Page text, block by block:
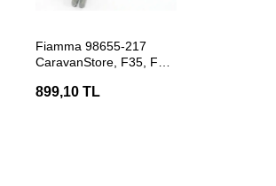
Fiamma 98655-217
CaravanStore, F35, F45
899,10 TL